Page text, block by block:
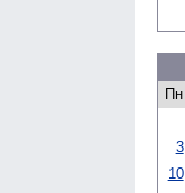
Пн
3
10